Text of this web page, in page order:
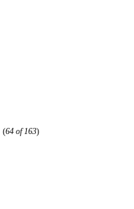
(64 of 163)